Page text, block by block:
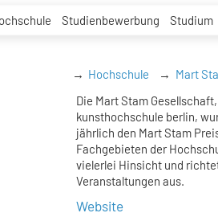
Studienbewerbung Studium
Hochschule
Mart
Die Mart Stam
kunsthochschule berlin,
jährlich den Mart Stam
Fachgebieten der
vielerlei Hinsicht und
Veranstaltungen aus.
Website